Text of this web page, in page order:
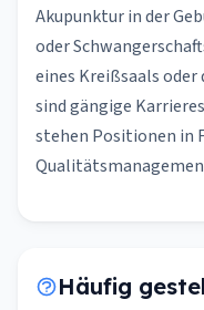
Akupunktur in der
oder
eines Kreißsaals oder
sind gängige
stehen Positionen in
Häufig